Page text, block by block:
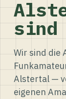
sind
Wir sind die
Alstertal —
eigenen